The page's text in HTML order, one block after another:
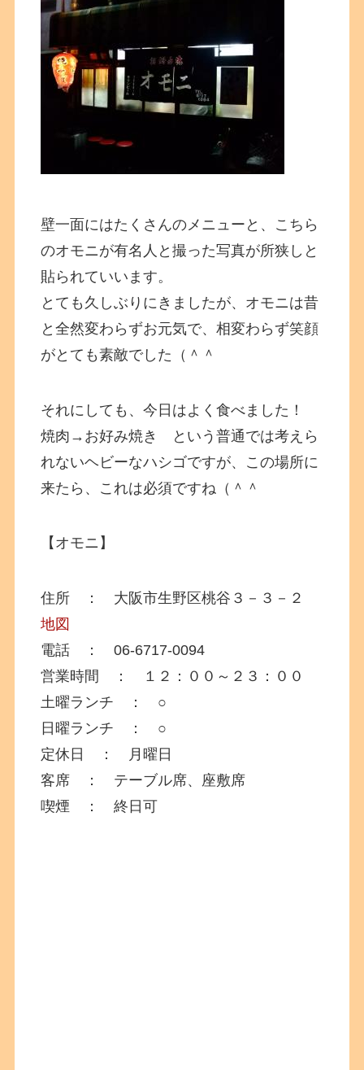
壁一面にはたくさんのメニューと、こちら
のオモニが有名人と撮った写真が所狭しと
貼られていいます。
とても久しぶりにきましたが、オモニは昔
と全然変わらずお元気で、相変わらず笑顔
がとても素敵でした（＾＾
それにしても、今日はよく食べました！
焼肉→お好み焼き という普通では考えら
れないヘビーなハシゴですが、この場所に
来たら、これは必須ですね（＾＾
【オモニ】
住所 ： 大阪市生野区桃谷３－３－２
地図
電話 ： 06-6717-0094
営業時間 ： １２：００～２３：００
土曜ランチ ： ○
日曜ランチ ： ○
定休日 ： 月曜日
客席 ： テーブル席、座敷席
喫煙 ： 終日可